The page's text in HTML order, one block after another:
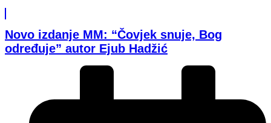
Novo izdanje MM: “Čovjek snuje, Bog
određuje” autor Ejub Hadžić